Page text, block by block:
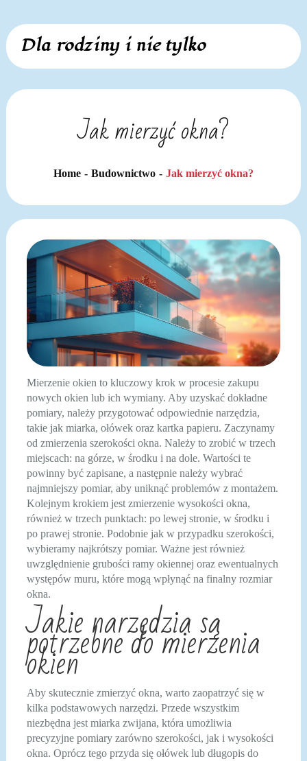
Skip
content
Dla rodziny i nie tylko
Jak mierzyć okna?
Home Budownictwo Jak mierzyć okna?
Mierzenie okien to kluczowy krok w procesie zakupu
nowych okien lub ich wymiany. Aby uzyskać dokładne
pomiary, należy przygotować odpowiednie narzędzia,
takie jak miarka, ołówek oraz kartka papieru. Zaczynamy
od zmierzenia szerokości okna. Należy to zrobić w trzech
miejscach: na górze, w środku i na dole. Wartości te
powinny być zapisane, a następnie należy wybrać
najmniejszy pomiar, aby uniknąć problemów z montażem.
Kolejnym krokiem jest zmierzenie wysokości okna,
również w trzech punktach: po lewej stronie, w środku i
po prawej stronie. Podobnie jak w przypadku szerokości,
wybieramy najkrótszy pomiar. Ważne jest również
uwzględnienie grubości ramy okiennej oraz ewentualnych
występów muru, które mogą wpłynąć na finalny rozmiar
okna.
Jakie narzędzia są
potrzebne do mierzenia
okien
Aby skutecznie zmierzyć okna, warto zaopatrzyć się w
kilka podstawowych narzędzi. Przede wszystkim
niezbędna jest miarka zwijana, która umożliwia
precyzyjne pomiary zarówno szerokości, jak i wysokości
okna. Oprócz tego przyda się ołówek lub długopis do